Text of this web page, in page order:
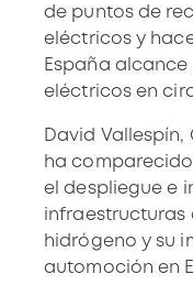
de puntos de
eléctricos y
España alcance
eléctricos en
David Vallespín,
ha
el despliegue e
infraestructuras
hidrógeno y su
automoción en